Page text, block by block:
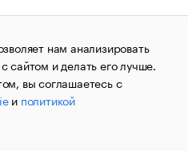
авторских прав
1995–2026.Сообщения
агентства «РБК»
службой по надзору в сфере
и массовых
за номером ИА
пометкой «РБК». Отдельные
нам анализировать
сайтом и делать его лучше.
вы соглашаетесь с
и политикой